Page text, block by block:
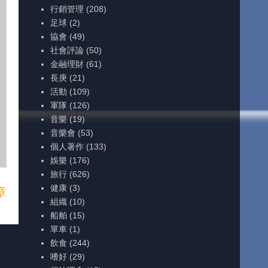
行銷管理 (208)
足球 (2)
協會 (49)
社會評論 (50)
金融理財 (61)
長庚 (21)
活動 (109)
軍隊 (126)
音樂 (19)
音樂會 (53)
個人著作 (133)
娛樂 (176)
旅行 (626)
健康 (3)
組織 (10)
船舶 (15)
單車 (1)
飲食 (244)
嗜好 (29)